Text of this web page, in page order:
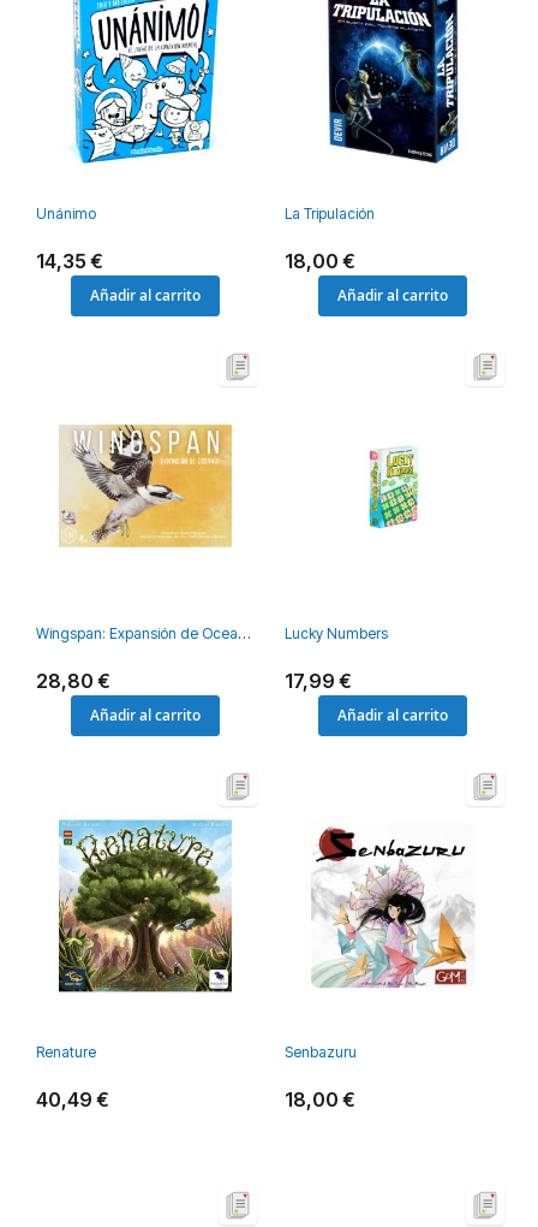
Unánimo
14,35 €
Añadir al carrito
La Tripulación
18,00 €
Añadir al carrito
Wingspan: Expansión de Oceanía
28,80 €
Añadir al carrito
Lucky Numbers
17,99 €
Añadir al carrito
Renature
40,49 €
Senbazuru
18,00 €